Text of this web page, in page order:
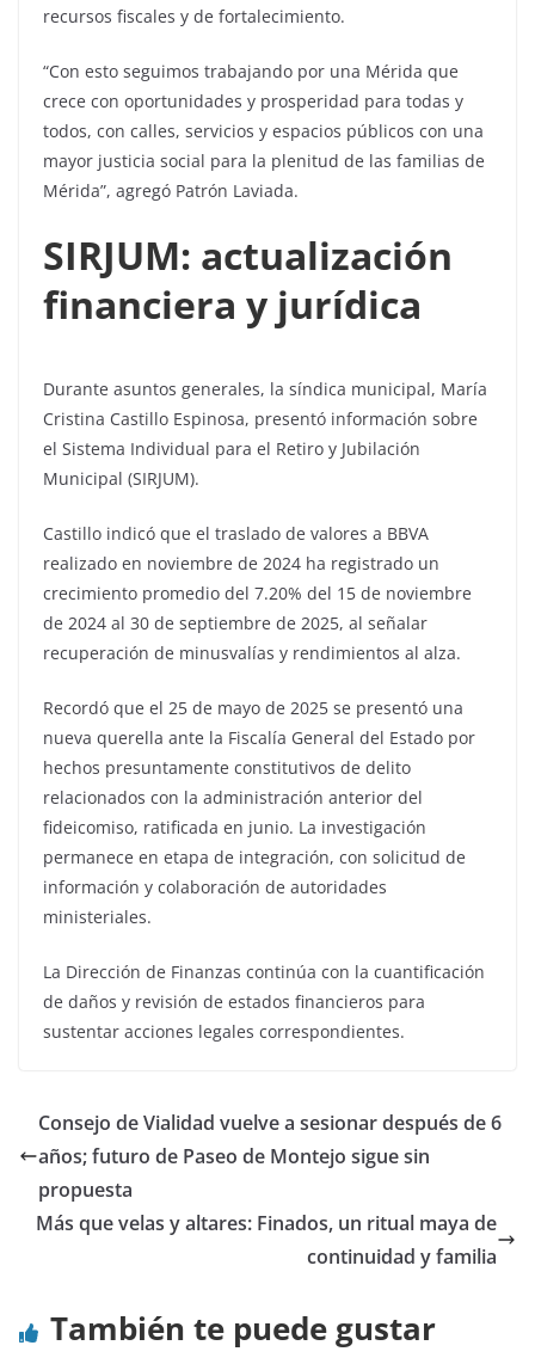
recursos fiscales y de fortalecimiento.
“Con esto seguimos trabajando por una Mérida que
crece con oportunidades y prosperidad para todas y
todos, con calles, servicios y espacios públicos con una
mayor justicia social para la plenitud de las familias de
Mérida”, agregó Patrón Laviada.
SIRJUM: actualización
financiera y jurídica
Durante asuntos generales, la síndica municipal, María
Cristina Castillo Espinosa, presentó información sobre
el Sistema Individual para el Retiro y Jubilación
Municipal (SIRJUM).
Castillo indicó que el traslado de valores a BBVA
realizado en noviembre de 2024 ha registrado un
crecimiento promedio del 7.20% del 15 de noviembre
de 2024 al 30 de septiembre de 2025, al señalar
recuperación de minusvalías y rendimientos al alza.
Recordó que el 25 de mayo de 2025 se presentó una
nueva querella ante la Fiscalía General del Estado por
hechos presuntamente constitutivos de delito
relacionados con la administración anterior del
fideicomiso, ratificada en junio. La investigación
permanece en etapa de integración, con solicitud de
información y colaboración de autoridades
ministeriales.
La Dirección de Finanzas continúa con la cuantificación
de daños y revisión de estados financieros para
sustentar acciones legales correspondientes.
Consejo de Vialidad vuelve a sesionar después de 6
años; futuro de Paseo de Montejo sigue sin
propuesta
Más que velas y altares: Finados, un ritual maya de
continuidad y familia
También te puede gustar